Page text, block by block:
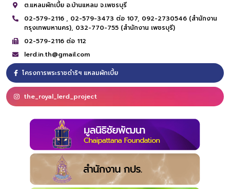
ต.แหลมผักเบี้ย อ.บ้านแหลม จ.เพชรบุรี
02-579-2116 , 02-579-3473 ต่อ 107, 092-2730546 (สำนักงาน
กรุงเทพมหานคร), 032-770-755 (สำนักงาน เพชรบุรี)
02-579-2116 ต่อ 112
lerd.in.th@gmail.com
โครงการพระราชดำริฯ แหลมผักเบี้ย
the_royal_lerd_project